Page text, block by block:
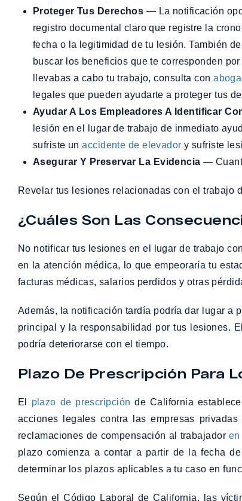
Proteger Tus Derechos — La notificación
registro documental claro que registre la
fecha o la legitimidad de tu lesión. También
buscar los beneficios que te corresponden
llevabas a cabo tu trabajo, consulta con
legales que pueden ayudarte a proteger tus
Ayudar A Los Empleadores A Identificar
lesión en el lugar de trabajo de inmediato
sufriste unaccidente de elevador y sufriste
Asegurar Y Preservar La Evidencia —
Revelar tus lesiones relacionadas con el trabajo
¿Cuáles Son Las
No notificar tus lesiones en el lugar de trabajo
en la atención médica, lo que empeoraría tu
facturas médicas, salarios perdidos y otras
Además, la notificación tardía podría dar lugar a
principal y la responsabilidad por tus lesiones.
podría deteriorarse con el tiempo.
Plazo De Prescripción Para
El plazo de prescripción de California
acciones legales contra las empresas
reclamaciones de compensación al trabajador en
plazo comienza a contar a partir de la fecha
determinar los plazos aplicables a tu caso en
Según el Código Laboral de California, las